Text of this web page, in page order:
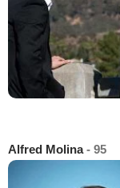
Alfred Molina- 95